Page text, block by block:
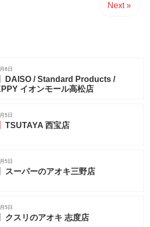
Next »
6日
DAISO / Standard Products /
イオンモール高松店
5日
TSUTAYA 西宝店
5日
スーパーのアオキ三野店
5日
クスリのアオキ 志度店